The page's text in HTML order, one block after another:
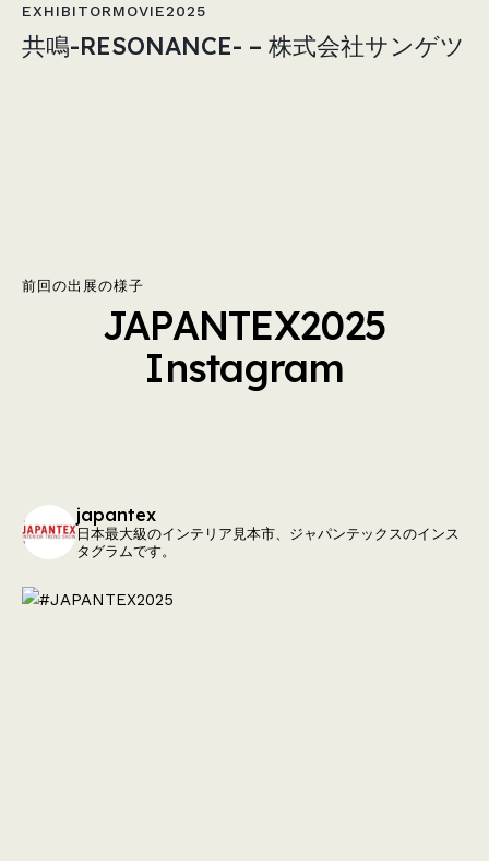
EXHIBITORMOVIE2025
共鳴-RESONANCE- – 株式会社サンゲツ
前回の出展の様子
JAPANTEX2025
Instagram
japantex
日本最大級のインテリア見本市、ジャパンテックスのインス
タグラムです。